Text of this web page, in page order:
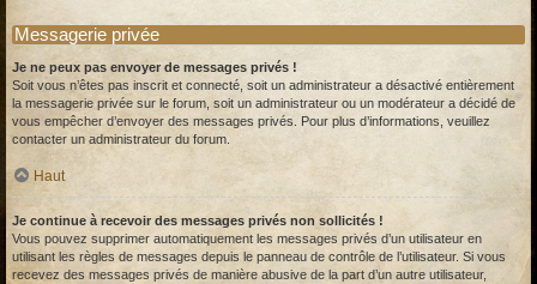
Messagerie privée
Je ne peux pas envoyer de messages privés !
Soit vous n’êtes pas inscrit et connecté, soit un administrateur a désactivé entièrement
la messagerie privée sur le forum, soit un administrateur ou un modérateur a décidé de
vous empêcher d’envoyer des messages privés. Pour plus d’informations, veuillez
contacter un administrateur du forum.
Haut
Je continue à recevoir des messages privés non sollicités !
Vous pouvez supprimer automatiquement les messages privés d’un utilisateur en
utilisant les règles de messages depuis le panneau de contrôle de l’utilisateur. Si vous
recevez des messages privés de manière abusive de la part d’un autre utilisateur,